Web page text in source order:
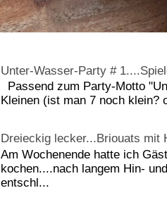
Unter-Wasser-Party #
Passend zum Party-Motto
Kleinen (ist man 7 noch klein?
Dreieckig lecker...Briouats mit
Am Wochenende hatte ich
kochen....nach langem Hin-
entschl...